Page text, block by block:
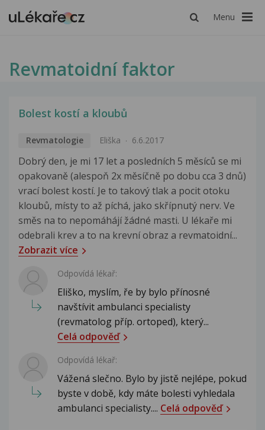
Menu
Revmatoidní faktor
Bolest kostí a kloubů
Revmatologie Eliška 6.6.2017
Dobrý den, je mi 17 let a posledních 5 měsíců se mi
opakovaně (alespoň 2x měsíčně po dobu cca 3 dnů)
vrací bolest kostí. Je to takový tlak a pocit otoku
kloubů, místy to až píchá, jako skřípnutý nerv. Ve
směs na to nepomáhájí žádné masti. U lékaře mi
odebrali krev a to na krevní obraz a revmatoidní...
Zobrazit více
Odpovídá lékař:
Eliško, myslím, ře by bylo přínosné
navštívit ambulanci specialisty
(revmatolog příp. ortoped), který...
Celá odpověď
Odpovídá lékař:
Vážená slečno. Bylo by jistě nejlépe, pokud
byste v době, kdy máte bolesti vyhledala
ambulanci specialisty.... Celá odpověď